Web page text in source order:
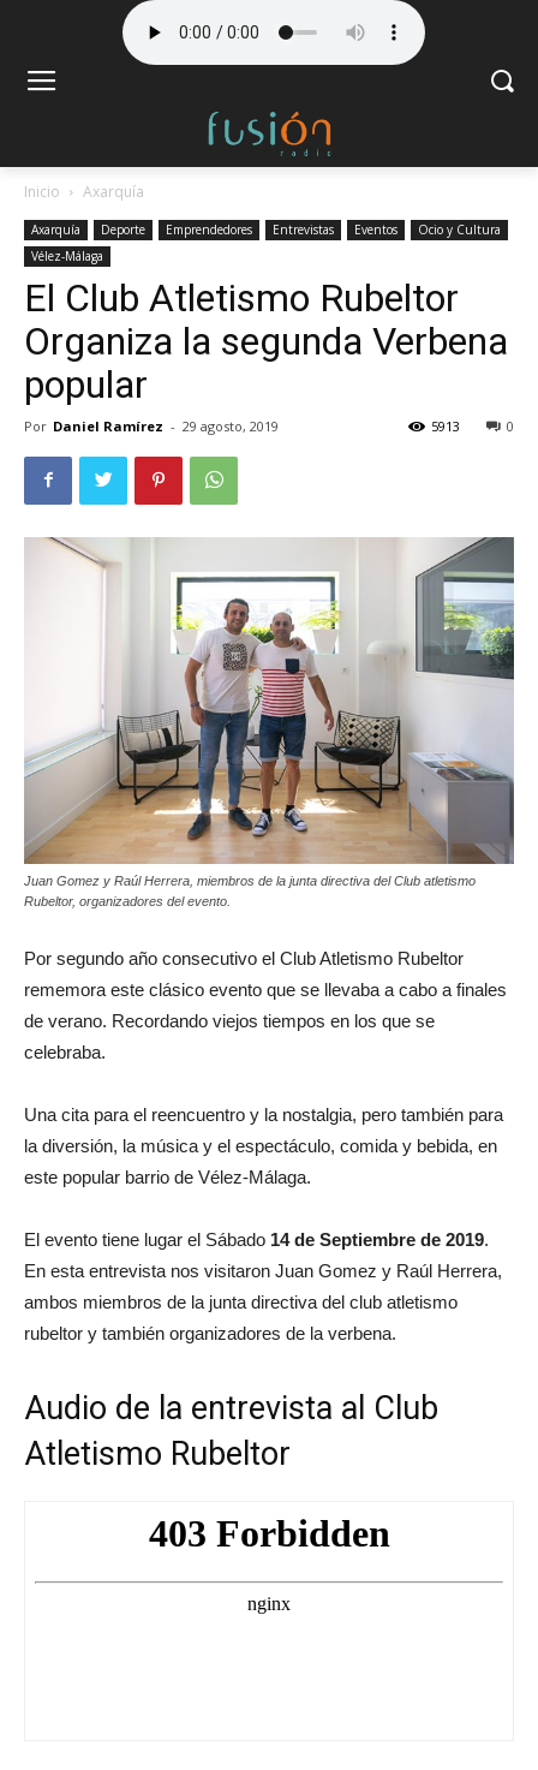
Inicio Axarquía
Axarquía Deporte Emprendedores Entrevistas Eventos
Ocio y Cultura
Vélez-Málaga
El Club Atletismo Rubeltor
Organiza la segunda Verbena
popular
Por Daniel Ramírez - 29 agosto, 2019 0
5913
Juan Gomez y Raúl Herrera, miembros de la junta directiva del Club atletismo
Rubeltor, organizadores del evento.
Por segundo año consecutivo el Club Atletismo Rubeltor
rememora este clásico evento que se llevaba a cabo a finales
de verano. Recordando viejos tiempos en los que se
celebraba.
Una cita para el reencuentro y la nostalgia, pero también para
la diversión, la música y el espectáculo, comida y bebida, en
este popular barrio de Vélez-Málaga.
El evento tiene lugar el Sábado 14 de Septiembre de 2019.
En esta entrevista nos visitaron Juan Gomez y Raúl Herrera,
ambos miembros de la junta directiva del club atletismo
rubeltor y también organizadores de la verbena.
Audio de la entrevista al Club
Atletismo Rubeltor